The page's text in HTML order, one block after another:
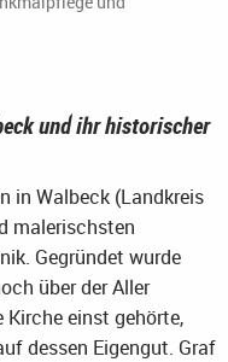
und ihr historischer
in Walbeck (Landkreis
malerischsten
Gegründet wurde
über der Aller
einst gehörte,
dessen Eigengut. Graf